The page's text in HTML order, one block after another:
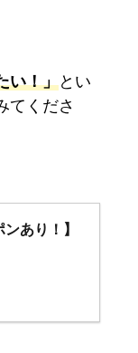
い！」とい
てくださ
あり！】